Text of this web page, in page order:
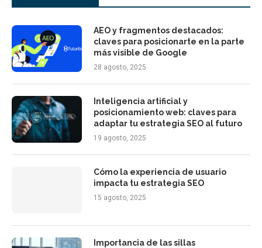
AEO y fragmentos destacados:
claves para posicionarte en la parte
más visible de Google
28 agosto, 2025
Inteligencia artificial y
posicionamiento web: claves para
adaptar tu estrategia SEO al futuro
19 agosto, 2025
Cómo la experiencia de usuario
impacta tu estrategia SEO
15 agosto, 2025
Importancia de las sillas